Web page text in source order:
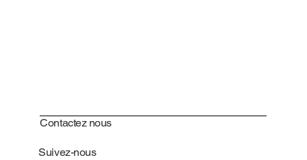
Contactez nous
Suivez-nous